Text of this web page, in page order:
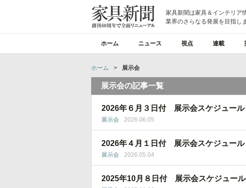
家具新聞は家具＆インテリア
業界のさらなる発展を目指し
ホーム ニュース 視点 連載
ホーム > 展示会
展示会の記事一覧
2026年６月３日付 展示会スケジュール
展示会 2026.06.05
2026年４月１日付 展示会スケジュール
展示会 2026.05.04
2025年10月８日付 展示会スケジュール